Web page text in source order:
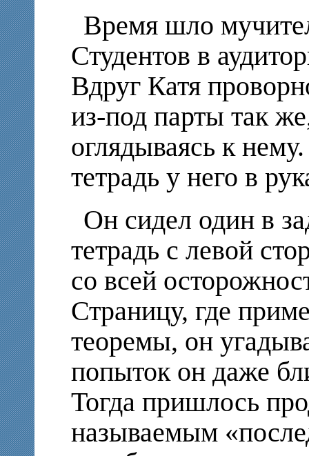
Время шло
Студентов в
Вдруг Катя
из-под парты так
оглядываясь к
тетрадь у него в
Он сидел один в
тетрадь с левой
со всей
Страницу, где
теоремы, он
попыток он даже
Тогда пришлось
называемым